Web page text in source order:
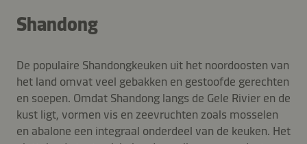
Shandong
De populaire Shandongkeuken uit het noordoosten van
het land omvat veel gebakken en gestoofde gerechten
en soepen. Omdat Shandong langs de Gele Rivier en de
kust ligt, vormen vis en zeevruchten zoals mosselen
en abalone een integraal onderdeel van de keuken. Het